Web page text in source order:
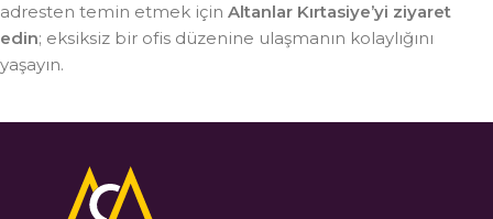
adresten temin etmek için Altanlar Kırtasiye’yi ziyaret
edin; eksiksiz bir ofis düzenine ulaşmanın kolaylığını
yaşayın.